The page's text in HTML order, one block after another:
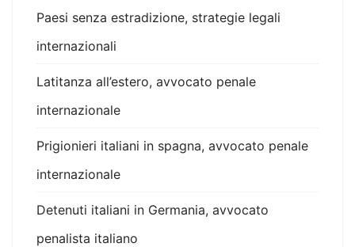
Paesi senza estradizione, strategie legali
internazionali
Latitanza all’estero, avvocato penale
internazionale
Prigionieri italiani in spagna, avvocato penale
internazionale
Detenuti italiani in Germania, avvocato
penalista italiano